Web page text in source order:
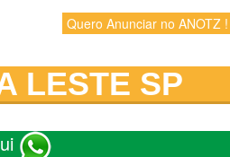
Quero Anunciar no ANOTZ !
LESTE SP